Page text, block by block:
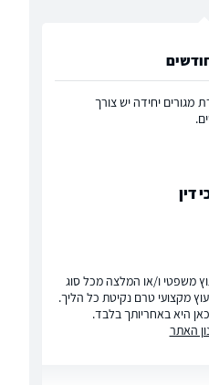
מגורים יחידה יש צורך
דין
משפטי ו/או המלצה מכל סוג
מקצועי טרם נקיטת כל הליך.
היא באחריותך בלבד.
האתר